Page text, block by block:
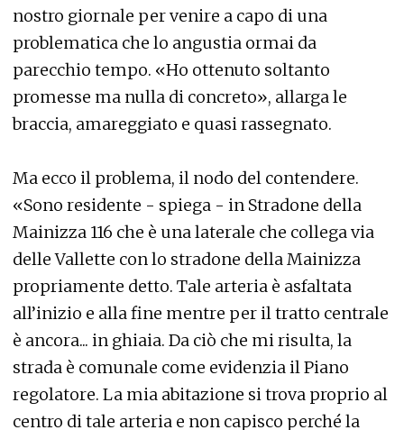
nostro giornale per venire a capo di una
problematica che lo angustia ormai da
parecchio tempo. «Ho ottenuto soltanto
promesse ma nulla di concreto», allarga le
braccia, amareggiato e quasi rassegnato.
Ma ecco il problema, il nodo del contendere.
«Sono residente - spiega - in Stradone della
Mainizza 116 che è una laterale che collega via
delle Vallette con lo stradone della Mainizza
propriamente detto. Tale arteria è asfaltata
all’inizio e alla fine mentre per il tratto centrale
è ancora... in ghiaia. Da ciò che mi risulta, la
strada è comunale come evidenzia il Piano
regolatore. La mia abitazione si trova proprio al
centro di tale arteria e non capisco perché la